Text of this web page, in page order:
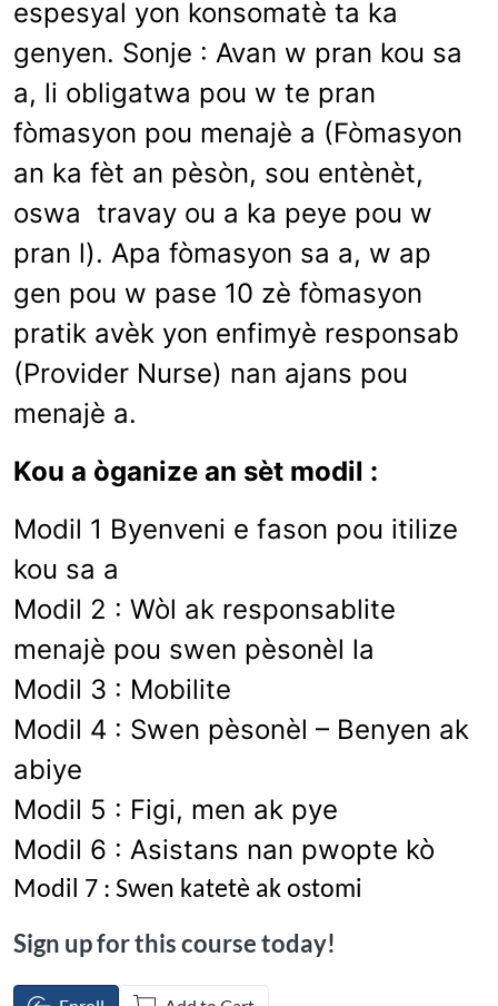
espesyal yon konsomatè ta ka
genyen. Sonje : Avan w pran kou sa
a, li obligatwa pou w te pran
fòmasyon pou menajè a (Fòmasyon
an ka fèt an pèsòn, sou entènèt,
oswa travay ou a ka peye pou w
pran l). Apa fòmasyon sa a, w ap
gen pou w pase 10 zè fòmasyon
pratik avèk yon enfimyè responsab
(Provider Nurse) nan ajans pou
menajè a.
Kou a òganize an sèt modil :
Modil 1 Byenveni e fason pou itilize
kou sa a
Modil 2 : Wòl ak responsablite
menajè pou swen pèsonèl la
Modil 3 : Mobilite
Modil 4 : Swen pèsonèl – Benyen ak
abiye
Modil 5 : Figi, men ak pye
Modil 6 : Asistans nan pwopte kò
Modil 7 : Swen katetè ak ostomi
Sign up for this course today!